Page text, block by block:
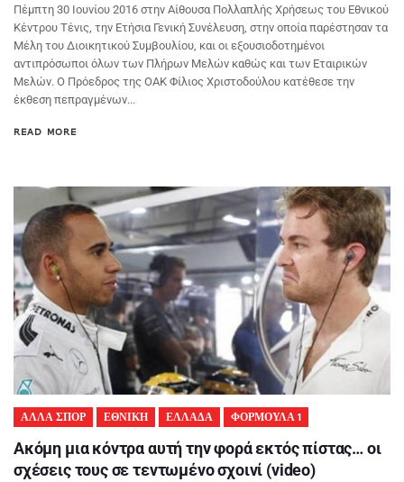
Πέμπτη 30 Ιουνίου 2016 στην Αίθουσα Πολλαπλής Χρήσεως του Εθνικού
Κέντρου Τένις, την Ετήσια Γενική Συνέλευση, στην οποία παρέστησαν τα
Μέλη του Διοικητικού Συμβουλίου, και οι εξουσιοδοτημένοι
αντιπρόσωποι όλων των Πλήρων Μελών καθώς και των Εταιρικών
Μελών. Ο Πρόεδρος της ΟΑΚ Φίλιος Χριστοδούλου κατέθεσε την
έκθεση πεπραγμένων...
READ MORE
ΑΛΛΑ ΣΠΟΡ ΕΘΝΙΚΗ ΕΛΛΑΔΑ ΦΟΡΜΟΥΛΑ 1
Ακόμη μια κόντρα αυτή την φορά εκτός πίστας… οι
σχέσεις τους σε τεντωμένο σχοινί (video)